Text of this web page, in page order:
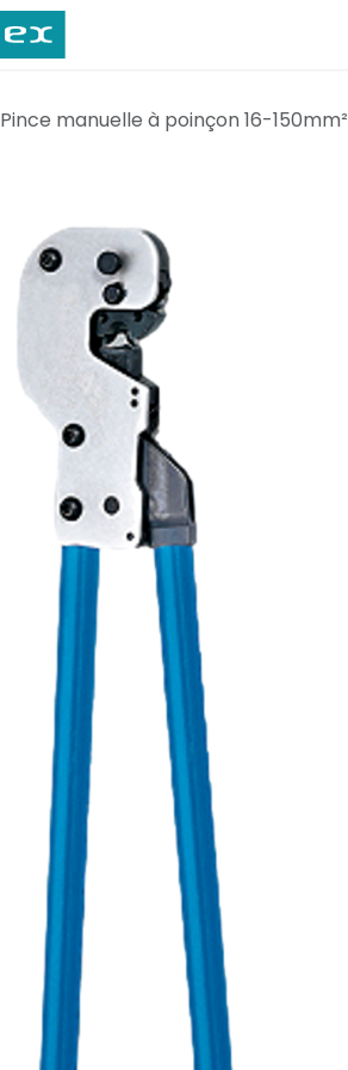
Pince manuelle à poinçon 16-150mm²